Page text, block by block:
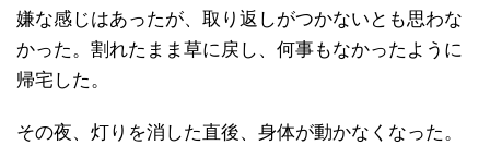
嫌な感じはあったが、取り返しがつかないとも思わな
かった。割れたまま草に戻し、何事もなかったように
帰宅した。
その夜、灯りを消した直後、身体が動かなくなった。